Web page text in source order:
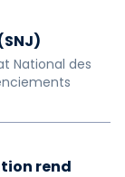
National des
rend